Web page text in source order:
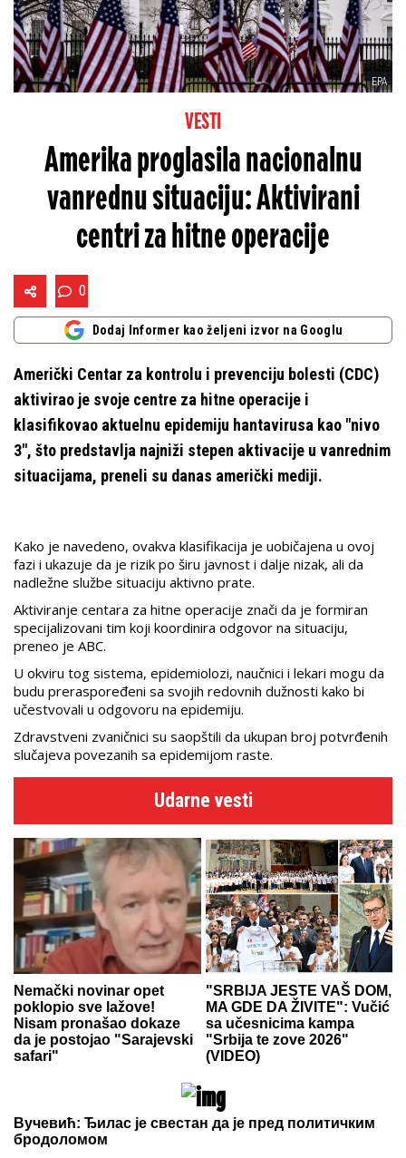
EPA
VESTI
Amerika proglasila nacionalnu
vanrednu situaciju: Aktivirani
centri za hitne operacije
0
Dodaj Informer kao željeni izvor na Googlu
Američki Centar za kontrolu i prevenciju bolesti (CDC)
aktivirao je svoje centre za hitne operacije i
klasifikovao aktuelnu epidemiju hantavirusa kao "nivo
3", što predstavlja najniži stepen aktivacije u vanrednim
situacijama, preneli su danas američki mediji.
Kako je navedeno, ovakva klasifikacija je uobičajena u ovoj
fazi i ukazuje da je rizik po širu javnost i dalje nizak, ali da
nadležne službe situaciju aktivno prate.
Aktiviranje centara za hitne operacije znači da je formiran
specijalizovani tim koji koordinira odgovor na situaciju,
preneo je ABC.
U okviru tog sistema, epidemiolozi, naučnici i lekari mogu da
budu preraspoređeni sa svojih redovnih dužnosti kako bi
učestvovali u odgovoru na epidemiju.
Zdravstveni zvaničnici su saopštili da ukupan broj potvrđenih
slučajeva povezanih sa epidemijom raste.
Udarne vesti
Nemački novinar opet
poklopio sve lažove!
Nisam pronašao dokaze
da je postojao "Sarajevski
safari"
"SRBIJA JESTE VAŠ DOM,
MA GDE DA ŽIVITE": Vučić
sa učesnicima kampa
"Srbija te zove 2026"
(VIDEO)
Вучевић: Ђилас је свестан да је пред политичким
бродоломом